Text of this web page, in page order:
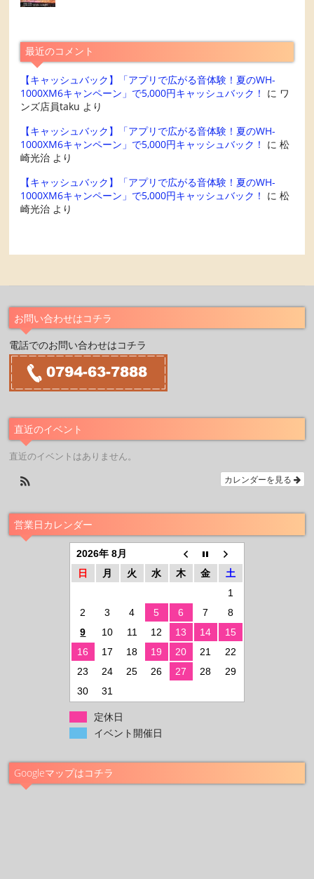
最近のコメント
【キャッシュバック】「アプリで広がる音体験！夏のWH-
1000XM6キャンペーン」で5,000円キャッシュバック！ に ワ
ンズ店員taku より
【キャッシュバック】「アプリで広がる音体験！夏のWH-
1000XM6キャンペーン」で5,000円キャッシュバック！ に松
崎光治 より
【キャッシュバック】「アプリで広がる音体験！夏のWH-
1000XM6キャンペーン」で5,000円キャッシュバック！ に松
崎光治 より
お問い合わせはコチラ
電話でのお問い合わせはコチラ
直近のイベント
直近のイベントはありません。
カレンダーを見る
営業日カレンダー
2026年 8月
日
月 火 水 木 金
土
1
2
3 4 5 6 7
8
9
10 11 12 13 14
15
16
17 18 19 20 21
22
23
24 25 26 27 28
29
30
31
定休日
イベント開催日
Googleマップはコチラ